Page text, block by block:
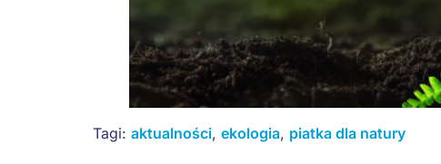
Tagi: aktualności, ekologia, piatka dla natury